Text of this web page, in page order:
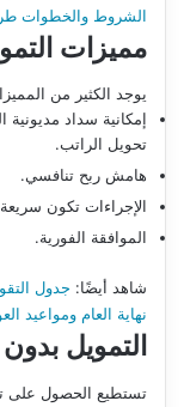
الشروط والخطوات
مميزات
يوجد الكثير من
إمكانية سداد
تحويل الراتب.
هامش ربح تنافسي.
الإجراءات تكون
الموافقة الفورية.
شاهد أيضًا: جدول
نهاية العام ومواعيد
التمويل
تستطيع الحصول على